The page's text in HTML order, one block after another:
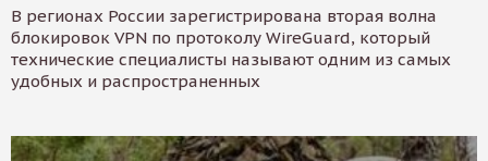
В регионах России зарегистрирована вторая волна
блокировок VPN по протоколу WireGuard, который
технические специалисты называют одним из самых
удобных и распространенных